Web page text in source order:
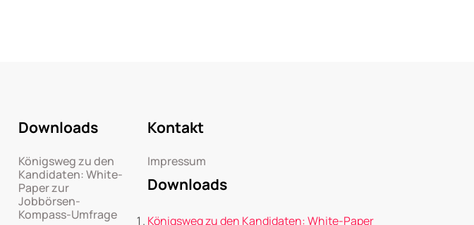
Downloads
Königsweg zu den
Kandidaten: White-
Paper zur
Jobbörsen-
Kompass-Umfrage
Kontakt
Impressum
Downloads
Königsweg zu den Kandidaten: White-Paper